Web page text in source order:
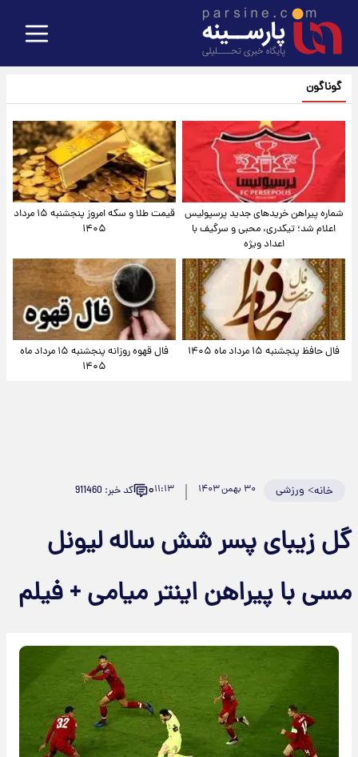
گوناگون
شماره پیراهن خریدهای جدید پرسپولیس
اعلام شد؛ تیکدری، محبی و سرگیف با
اعداد ویژه
قیمت طلا و سکه امروز پنجشنبه ۱۵ مرداد
۱۴۰۵
فال حافظ پنجشنبه ۱۵ مرداد ماه ۱۴۰۵
فال قهوه روزانه پنجشنبه ۱۵ مرداد ماه
۱۴۰۵
خانه> ورزشی ۳۰ بهمن ۱۴۰۳ ۱۱:۱۳۰ کد خبر: 911460
گل زیبای پسر شش ساله لیونل
مسی با پیراهن اینتر میامی + فیلم